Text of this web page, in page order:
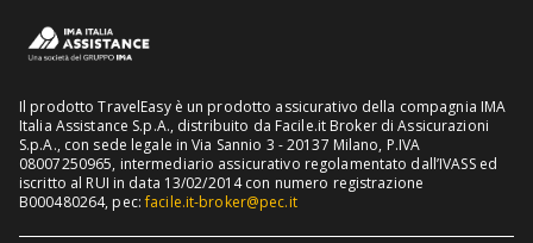
Il prodotto TravelEasy è un prodotto assicurativo della compagnia IMA
Italia Assistance S.p.A., distribuito da Facile.it Broker di Assicurazioni
S.p.A., con sede legale in Via Sannio 3 - 20137 Milano, P.IVA
08007250965, intermediario assicurativo regolamentato dall’IVASS ed
iscritto al RUI in data 13/02/2014 con numero registrazione
B000480264, pec:facile.it-broker@pec.it